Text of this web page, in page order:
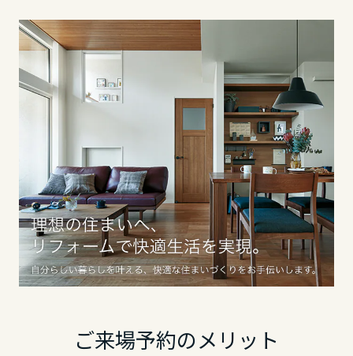
ご来場予約のメリット
大阪府
兵庫県
中国・四国エリア
鳥取県